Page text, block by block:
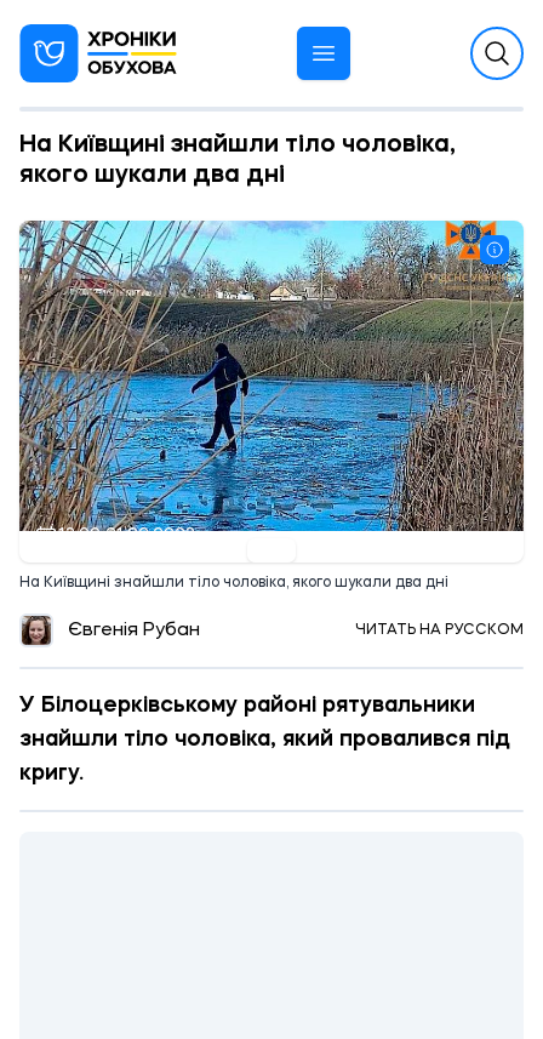
На Київщині знайшли тіло чоловіка,
якого шукали два дні
13:00 21.02.2023
На Київщині знайшли тіло чоловіка, якого шукали два дні
Євгенія Рубан ЧИТАТЬ НА РУССКОМ
У Білоцерківському районі рятувальники
знайшли тіло чоловіка, який провалився під
кригу.